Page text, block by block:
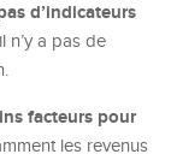
d’indicateurs
n’y a pas de
facteurs pour
les revenus